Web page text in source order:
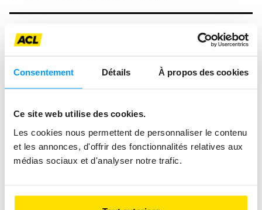
Consentement Détails À propos des cookies
Ce site web utilise des cookies.
Les cookies nous permettent de personnaliser le contenu
et les annonces, d'offrir des fonctionnalités relatives aux
médias sociaux et d'analyser notre trafic.